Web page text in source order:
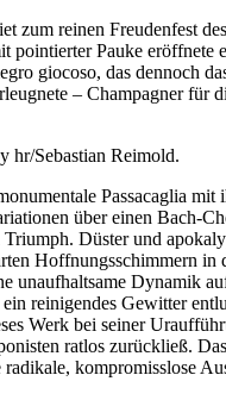
zum reinen Freudenfest
pointierter Pauke eröffnete
giocoso, das dennoch
– Champagner für
hr/Sebastian Reimold.
Passacaglia mit
über einen Bach-
Triumph. Düster und
Hoffnungsschimmern in
unaufhaltsame Dynamik
reinigendes Gewitter
Werk bei seiner
ratlos zurückließ.
kompromisslose